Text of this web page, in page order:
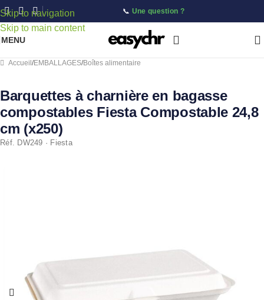
Skip to navigation
Skip to main content
📞 Une question ?
MENU
Accueil /EMBALLAGES/Boîtes alimentaire
Barquettes à charnière en bagasse
compostables Fiesta Compostable 24,8
cm (x250)
Réf. DW249 · Fiesta